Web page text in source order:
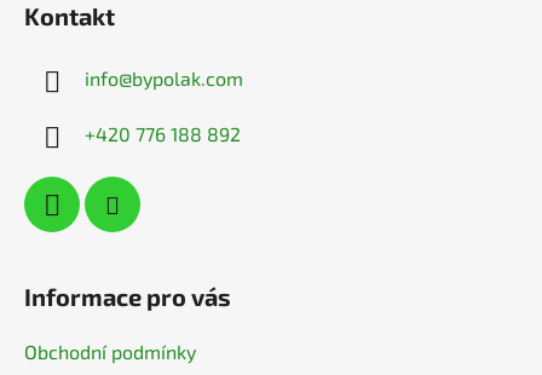
Kontakt
info@bypolak.com
+420 776 188 892
Informace pro vás
Obchodní podmínky